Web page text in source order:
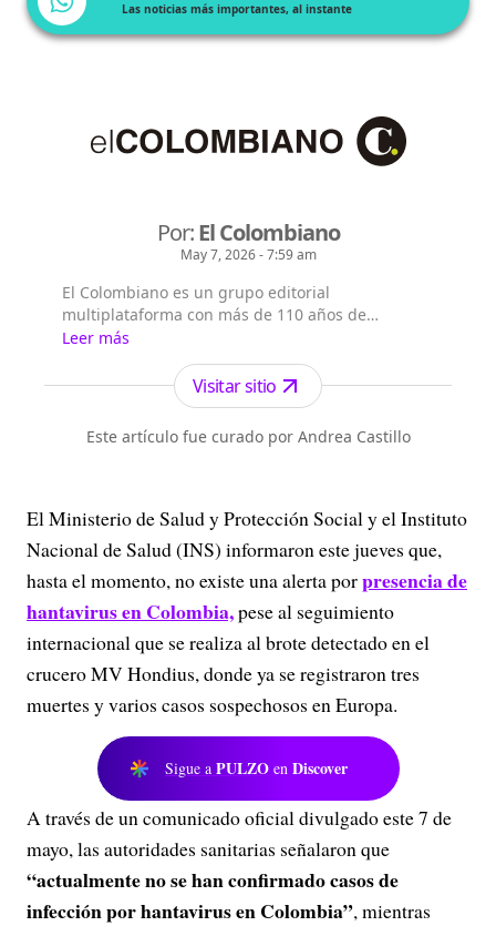
Las noticias más importantes, al instante
Por:El Colombiano
May 7, 2026 - 7:59 am
El Colombiano es un grupo editorial
multiplataforma con más de 110 años de
existencia. Nació en la ciudad de Medellín en
Antioquia. Fundado el 6 de febrero de 1912 por
Francisco de Paula Pérez, se ha especializado en
la investigación y generación de contenidos
periodísticos para diferentes plataformas en las
que provee a las audiencias de piezas mult...
Leer más
Visitar sitio
Este artículo fue curado por Andrea Castillo
El Ministerio de Salud y Protección Social y el Instituto
Nacional de Salud (INS) informaron este jueves que,
hasta el momento, no existe una alerta porpresencia de
hantavirus en Colombia,pese al seguimiento
internacional que se realiza al brote detectado en el
crucero MV Hondius, donde ya se registraron tres
muertes y varios casos sospechosos en Europa.
Sigue a PULZO en Discover
A través de un comunicado oficial divulgado este 7 de
mayo, las autoridades sanitarias señalaron que
“actualmente no se han confirmado casos de
infección por hantavirus en Colombia”, mientras